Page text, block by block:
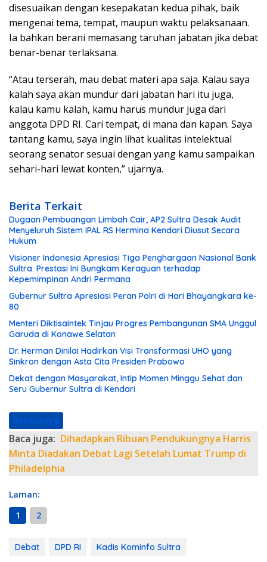
disesuaikan dengan kesepakatan kedua pihak, baik
mengenai tema, tempat, maupun waktu pelaksanaan.
Ia bahkan berani memasang taruhan jabatan jika debat
benar-benar terlaksana.
“Atau terserah, mau debat materi apa saja. Kalau saya
kalah saya akan mundur dari jabatan hari itu juga,
kalau kamu kalah, kamu harus mundur juga dari
anggota DPD RI. Cari tempat, di mana dan kapan. Saya
tantang kamu, saya ingin lihat kualitas intelektual
seorang senator sesuai dengan yang kamu sampaikan
sehari-hari lewat konten,” ujarnya.
Berita Terkait
Dugaan Pembuangan Limbah Cair, AP2 Sultra Desak Audit
Menyeluruh Sistem IPAL RS Hermina Kendari Diusut Secara
Hukum
Visioner Indonesia Apresiasi Tiga Penghargaan Nasional Bank
Sultra: Prestasi Ini Bungkam Keraguan terhadap
Kepemimpinan Andri Permana
Gubernur Sultra Apresiasi Peran Polri di Hari Bhayangkara ke-
80
Menteri Diktisaintek Tinjau Progres Pembangunan SMA Unggul
Garuda di Konawe Selatan
Dr. Herman Dinilai Hadirkan Visi Transformasi UHO yang
Sinkron dengan Asta Cita Presiden Prabowo
Dekat dengan Masyarakat, Intip Momen Minggu Sehat dan
Seru Gubernur Sultra di Kendari
Berikutnya
Baca juga: Dihadapkan Ribuan Pendukungnya Harris
Minta Diadakan Debat Lagi Setelah Lumat Trump di
Philadelphia
Laman:
1
2
Debat DPD RI Kadis Kominfo Sultra